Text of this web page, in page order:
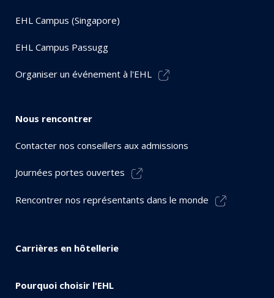
EHL Campus (Singapore)
EHL Campus Passugg
Organiser un événement à l'EHL
Nous rencontrer
Contacter nos conseillers aux admissions
Journées portes ouvertes
Rencontrer nos représentants dans le monde
Carrières en hôtellerie
Pourquoi choisir l'EHL